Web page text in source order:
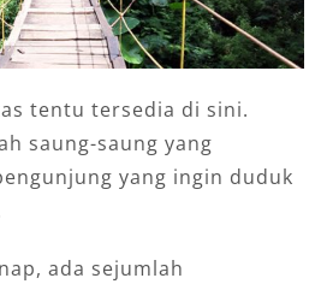
tentu tersedia di sini.
saung-saung yang
yang ingin duduk
ada sejumlah